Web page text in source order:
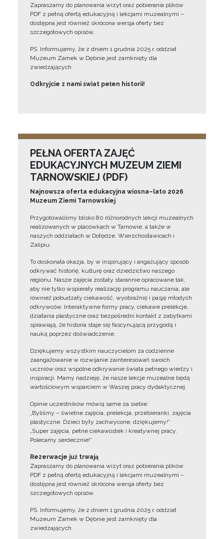
Zapraszamy do planowania wizyt oraz pobierania plików
PDF z pełną ofertą edukacyjną i lekcjami muzealnymi –
dostępna jest również skrócona wersja oferty bez
szczegółowych opisów.
PS. Informujemy, że z dniem 1 grudnia 2025 r. oddział
Muzeum Zamek w Dębnie jest zamknięty dla
zwiedzających.
Odkryjcie z nami świat pełen historii!
PEŁNA OFERTA ZAJĘĆ
EDUKACYJNYCH MUZEUM ZIEMI
TARNOWSKIEJ (PDF)
Najnowsza oferta edukacyjna wiosna–lato 2026
Muzeum Ziemi Tarnowskiej
Przygotowaliśmy blisko 80 różnorodnych lekcji muzealnych
realizowanych w placówkach w Tarnowie, a także w
naszych oddziałach w Dołędze, Wierzchosławicach i
Zalipiu.
To doskonała okazja, by w inspirujący i angażujący sposób
odkrywać historię, kulturę oraz dziedzictwo naszego
regionu. Nasze zajęcia zostały starannie opracowane tak,
aby nie tylko wspierały realizację programu nauczania, ale
również pobudzały ciekawość, wyobraźnię i pasję młodych
odkrywców. Interaktywne formy pracy, ciekawe prelekcje,
działania plastyczne oraz bezpośredni kontakt z zabytkami
sprawiają, że historia staje się fascynującą przygodą i
nauką poprzez doświadczenie.
Dziękujemy wszystkim nauczycielom za codzienne
zaangażowanie w rozwijanie zainteresowań swoich
uczniów oraz wspólne odkrywanie świata pełnego wiedzy i
inspiracji. Mamy nadzieję, że nasze lekcje muzealne będą
wartościowym wsparciem w Waszej pracy dydaktycznej.
Opinie uczestników mówią same za siebie:
„Byliśmy – świetne zajęcia, prelekcja, przebieranki, zajęcia
plastyczne. Dzieci były zachwycone, dziękujemy!”
„Super zajęcia, pełne ciekawostek i kreatywnej pracy.
Polecamy serdecznie!”
Rezerwacje już trwają
Zapraszamy do planowania wizyt oraz pobierania plików
PDF z pełną ofertą edukacyjną i lekcjami muzealnymi –
dostępna jest również skrócona wersja oferty bez
szczegółowych opisów.
PS. Informujemy, że z dniem 1 grudnia 2025 r. oddział
Muzeum Zamek w Dębnie jest zamknięty dla
zwiedzających.